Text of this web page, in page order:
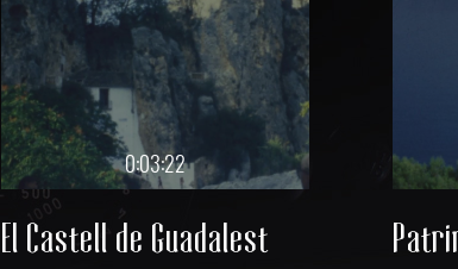
0:03:22
El Castell de Guadalest